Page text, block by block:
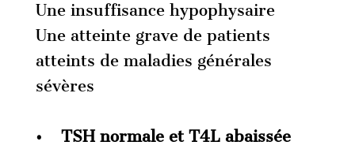
Une insuffisance hypophysaire
Une atteinte grave de patients
atteints de maladies générales
sévères
• TSH normale et T4L abaissée